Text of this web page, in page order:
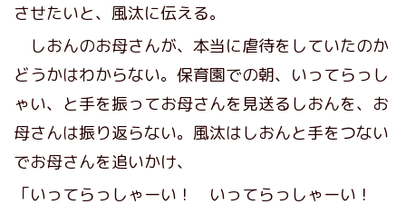
させたいと、風汰に伝える。
しおんのお母さんが、本当に虐待をしていたのか
どうかはわからない。保育園での朝、いってらっし
ゃい、と手を振ってお母さんを見送るしおんを、お
母さんは振り返らない。風汰はしおんと手をつない
でお母さんを追いかけ、
「いってらっしゃーい！ いってらっしゃーい！